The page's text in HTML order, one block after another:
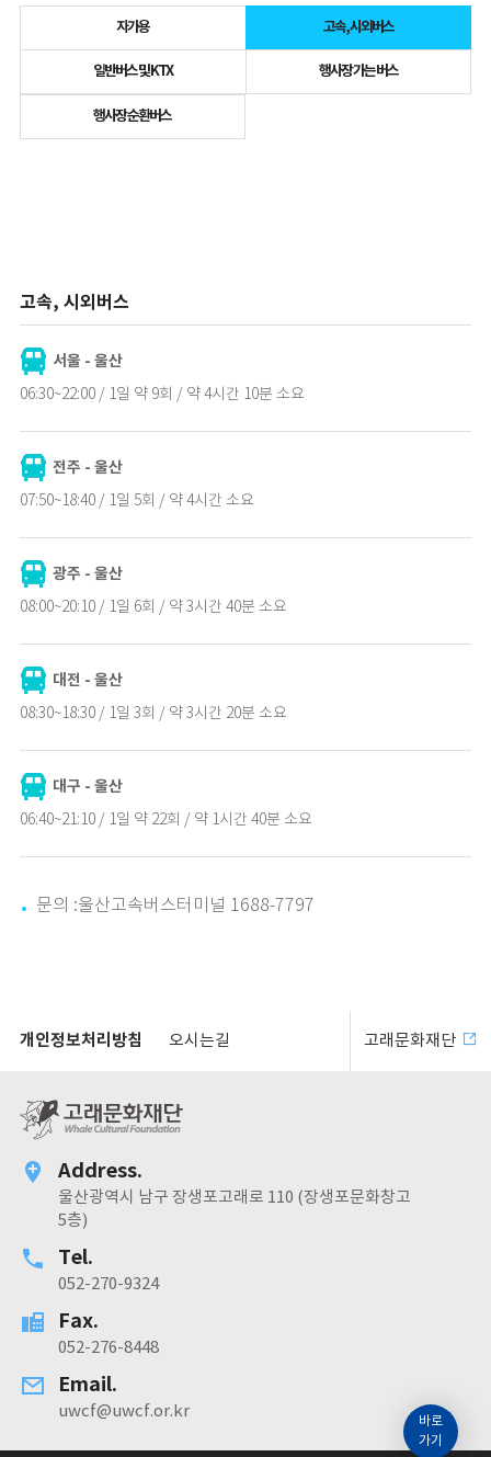
자가용 고속, 시외버스
일반버스 및 KTX 행사장 가는 버스
행사장 순환버스
고속, 시외버스
서울 - 울산
06:30~22:00 / 1일 약 9회 / 약 4시간 10분 소요
전주 - 울산
07:50~18:40 / 1일 5회 / 약 4시간 소요
광주 - 울산
08:00~20:10 / 1일 6회 / 약 3시간 40분 소요
대전 - 울산
08:30~18:30 / 1일 3회 / 약 3시간 20분 소요
대구 - 울산
06:40~21:10 / 1일 약 22회 / 약 1시간 40분 소요
문의 :울산고속버스터미널 1688-7797
바로
가기
개인정보처리방침 오시는길 고래문화재단
Address.
울산광역시 남구 장생포고래로 110 (장생포문화창고
5층)
Tel.
052-270-9324
Fax.
052-276-8448
Email.
uwcf@uwcf.or.kr